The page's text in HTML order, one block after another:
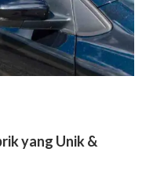
yang Unik &